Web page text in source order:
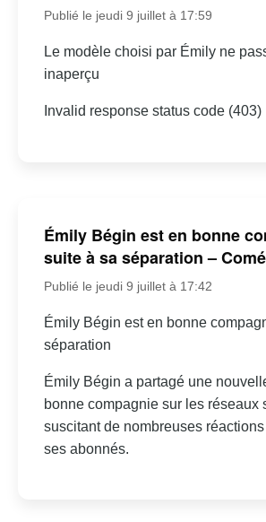
Publié le jeudi 9 juillet à 17:59
Le modèle choisi par Émily ne
inaperçu
Invalid response status code (403)
Émily Bégin est en bonne
suite à sa séparation –
Publié le jeudi 9 juillet à 17:42
Émily Bégin est en bonne
séparation
Émily Bégin a partagé une
bonne compagnie sur les réseaux
suscitant de nombreuses
ses abonnés.